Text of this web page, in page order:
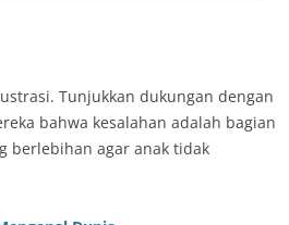
Tunjukkan dukungan dengan
bahwa kesalahan adalah bagian
berlebihan agar anak tidak